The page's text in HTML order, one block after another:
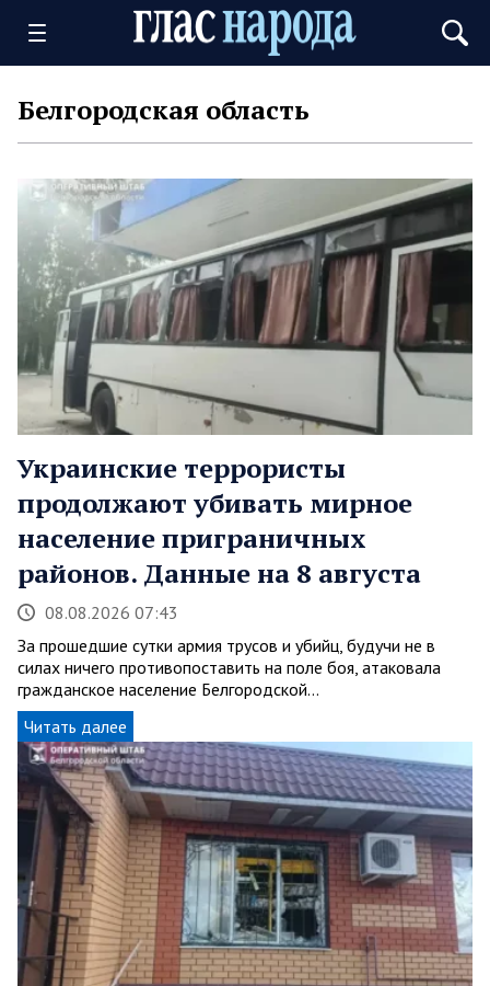
Белгородская область
Украинские террористы
продолжают убивать мирное
население приграничных
районов. Данные на 8 августа
08.08.2026 07:43
За прошедшие сутки армия трусов и убийц, будучи не в
силах ничего противопоставить на поле боя, атаковала
гражданское население Белгородской…
Читать далее